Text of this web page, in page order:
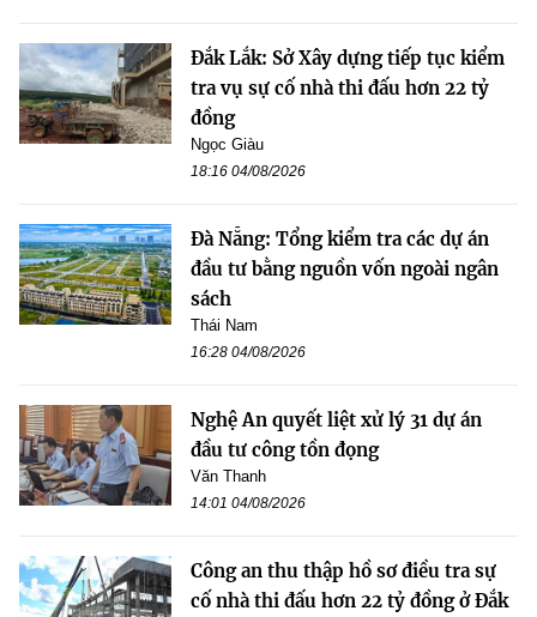
Đắk Lắk: Sở Xây dựng tiếp tục kiểm
tra vụ sự cố nhà thi đấu hơn 22 tỷ
đồng
Ngọc Giàu
18:16 04/08/2026
Đà Nẵng: Tổng kiểm tra các dự án
đầu tư bằng nguồn vốn ngoài ngân
sách
Thái Nam
16:28 04/08/2026
Nghệ An quyết liệt xử lý 31 dự án
đầu tư công tồn đọng
Văn Thanh
14:01 04/08/2026
Công an thu thập hồ sơ điều tra sự
cố nhà thi đấu hơn 22 tỷ đồng ở Đắk